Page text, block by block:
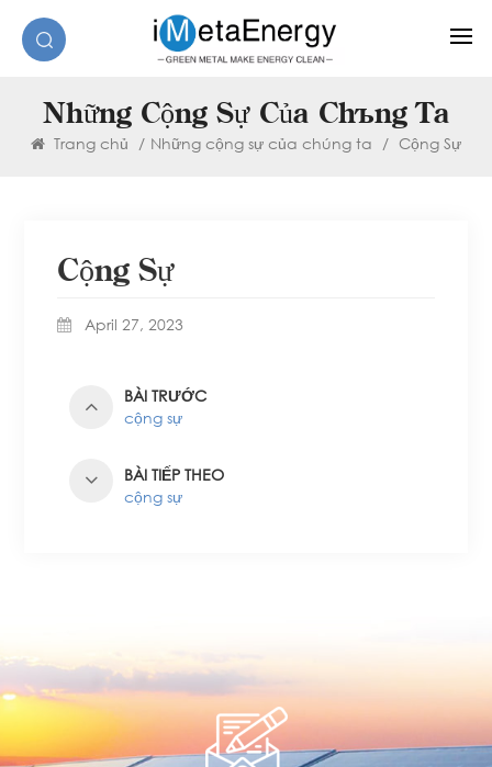
Những Cộng Sự Của Chúng Ta
Trang chủ / Những cộng sự của chúng ta / Cộng Sự
Cộng Sự
April 27, 2023
BÀI TRƯỚC
cộng sự
BÀI TIẾP THEO
cộng sự